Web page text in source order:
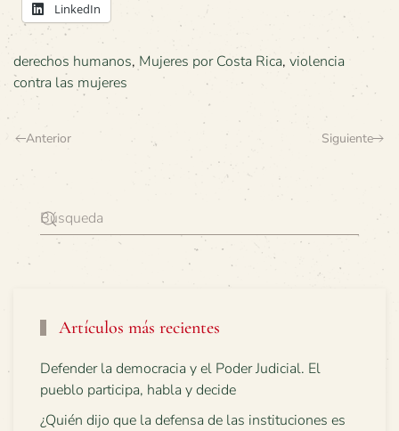
LinkedIn
derechos humanos, Mujeres por Costa Rica, violencia
contra las mujeres
Anterior Siguiente
Artículos más recientes
Defender la democracia y el Poder Judicial. El
pueblo participa, habla y decide
¿Quién dijo que la defensa de las instituciones es